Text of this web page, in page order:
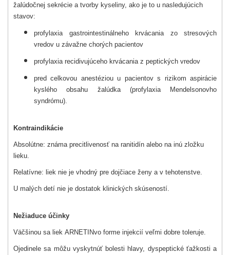
žalúdočnej sekrécie a tvorby kyseliny, ako je to u nasledujúcich
stavov:
profylaxia gastrointestinálneho krvácania zo stresových
vredov u závažne chorých pacientov
profylaxia recidivujúceho krvácania z peptických vredov
pred celkovou anestéziou u pacientov s rizikom aspirácie
kyslého obsahu žalúdka (profylaxia Mendelsonovho
syndrómu).
Kontraindikácie
Absolútne: známa precitlivenosť na ranitidín alebo na inú zložku
lieku.
Relatívne: liek nie je vhodný pre dojčiace ženy a v tehotenstve.
U malých detí nie je dostatok klinických skúseností.
Nežiaduce účinky
Väčšinou sa liek ARNETINvo forme injekcií veľmi dobre toleruje.
Ojedinele sa môžu vyskytnúť bolesti hlavy, dyspeptické ťažkosti a